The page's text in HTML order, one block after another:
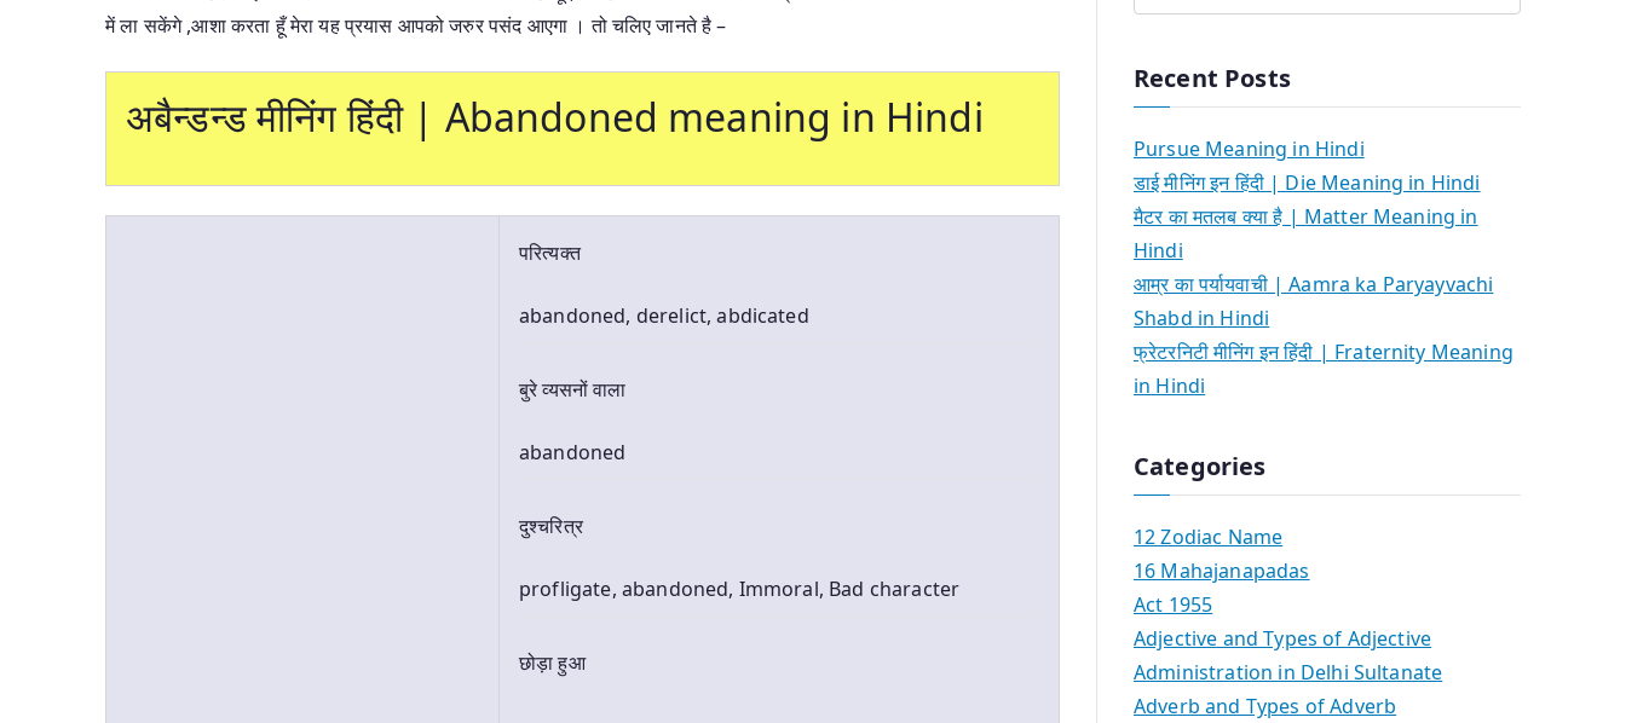
में ला सकेंगे ,आशा करता हूँ मेरा यह प्रयास आपको जरुर पसंद आएगा । तो चलिए जानते है –
अबैन्डन्ड मीनिंग हिंदी | Abandoned meaning in Hindi
परित्यक्त
abandoned, derelict, abdicated
बुरे व्यसनों वाला
abandoned
दुश्चरित्र
profligate, abandoned, Immoral, Bad character
छोड़ा हुआ
Recent Posts
Pursue Meaning in Hindi
डाई मीनिंग इन हिंदी | Die Meaning in Hindi
मैटर का मतलब क्या है | Matter Meaning in
Hindi
आम्र का पर्यायवाची | Aamra ka Paryayvachi
Shabd in Hindi
फ्रेटरनिटी मीनिंग इन हिंदी | Fraternity Meaning
in Hindi
Categories
12 Zodiac Name
16 Mahajanapadas
Act 1955
Adjective and Types of Adjective
Administration in Delhi Sultanate
Adverb and Types of Adverb